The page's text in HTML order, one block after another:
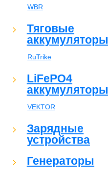
WBR
Тяговые
аккумуляторы
RuTrike
LiFePO4
аккумуляторы
VEKTOR
Зарядные
устройства
Генераторы